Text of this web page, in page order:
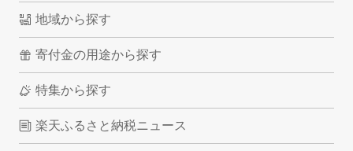
地域から探す
寄付金の用途から探す
特集から探す
楽天ふるさと納税ニュース